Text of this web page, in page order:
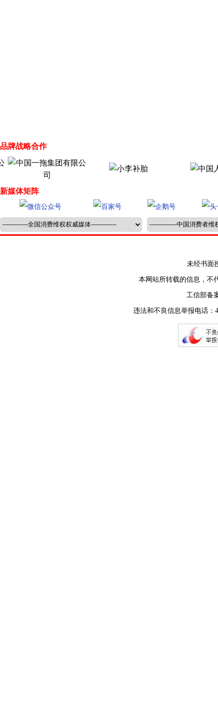
品牌战略合作
新媒体矩阵
未经书面
本网站所转载的信息，不
工信部备
违法和不良信息举报电话